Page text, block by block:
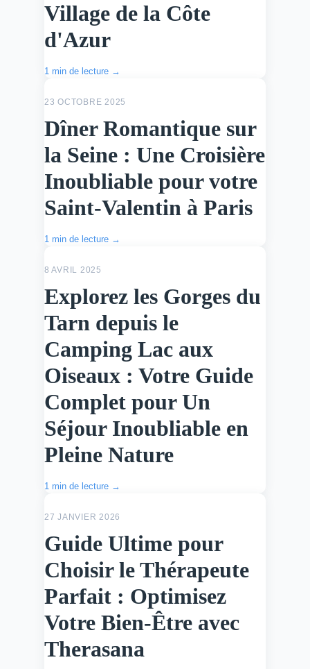
Village de la Côte
d'Azur
1 min de lecture →
23 OCTOBRE 2025
Dîner Romantique sur
la Seine : Une Croisière
Inoubliable pour votre
Saint-Valentin à Paris
1 min de lecture →
8 AVRIL 2025
Explorez les Gorges du
Tarn depuis le
Camping Lac aux
Oiseaux : Votre Guide
Complet pour Un
Séjour Inoubliable en
Pleine Nature
1 min de lecture →
27 JANVIER 2026
Guide Ultime pour
Choisir le Thérapeute
Parfait : Optimisez
Votre Bien-Être avec
Therasana